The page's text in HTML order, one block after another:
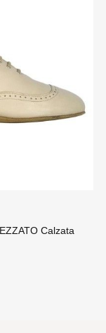
Calzata